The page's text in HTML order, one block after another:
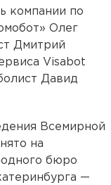
компании по
Олег
Дмитрий
Visabot
Давид
Всемирной
на
бюро
—